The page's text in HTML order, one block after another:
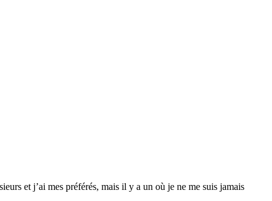
et j’ai mes préférés, mais il y a un où je ne me suis jamais